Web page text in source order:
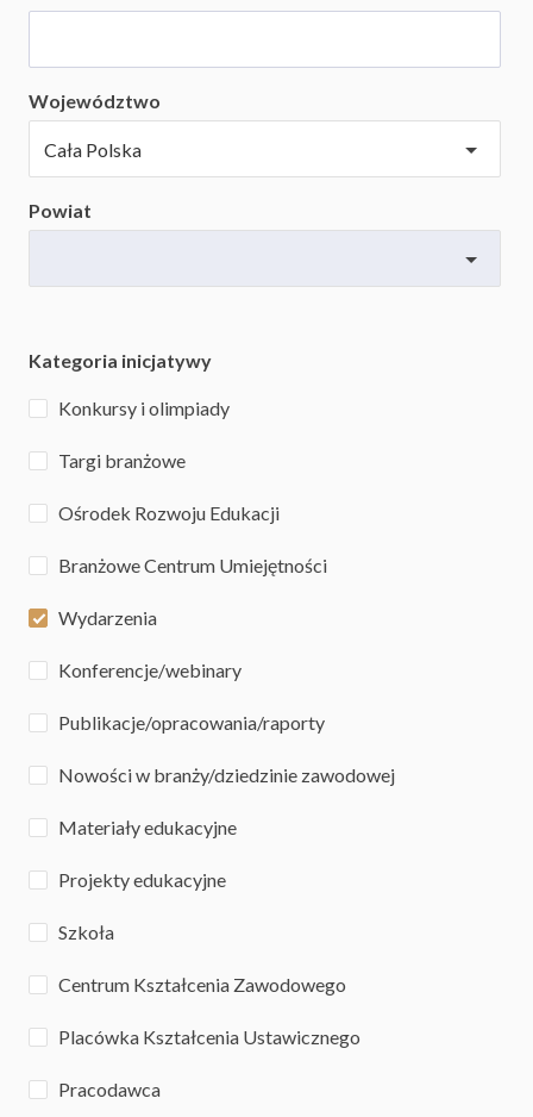
Województwo
Powiat
Kategoria inicjatywy
Konkursy i olimpiady
Targi branżowe
Ośrodek Rozwoju Edukacji
Branżowe Centrum Umiejętności
Wydarzenia
Konferencje/webinary
Publikacje/opracowania/raporty
Nowości w branży/dziedzinie zawodowej
Materiały edukacyjne
Projekty edukacyjne
Szkoła
Centrum Kształcenia Zawodowego
Placówka Kształcenia Ustawicznego
Pracodawca